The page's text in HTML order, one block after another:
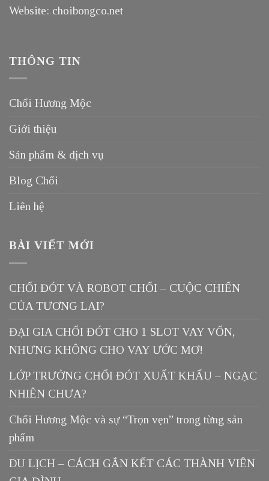
Website: choibongco.net
THÔNG TIN
Chổi Hương Mộc
Giới thiệu
Sản phẩm & dịch vụ
Blog Chổi
Liên hệ
BÀI VIẾT MỚI
CHỔI ĐÓT VÀ ROBOT CHỔI – CUỘC CHIẾN
CỦA TƯƠNG LAI?
ĐẠI GIA CHỔI ĐÓT CHO 1 SLOT VAY VỐN,
NHƯNG KHÔNG CHO VAY ƯỚC MƠ!
LỚP TRƯỞNG CHỔI ĐÓT XUẤT KHẨU – NGẠC
NHIÊN CHƯA?
Chổi Hương Mộc và sự “Trọn vẹn” trong từng sản
phẩm
DU LỊCH – CÁCH GẮN KẾT CÁC THÀNH VIÊN